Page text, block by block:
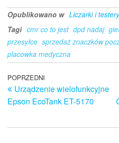
Opublikowano w Liczarki i
Tagi cmr co to jest dpd nadaj
przesyłce sprzedaż znaczków
placowka medyczna
Nawigacja
wpisu
Poprzedni
wpis
POPRZEDNI
Urządzenie wielofunkcyjne
Epson EcoTank ET-5170